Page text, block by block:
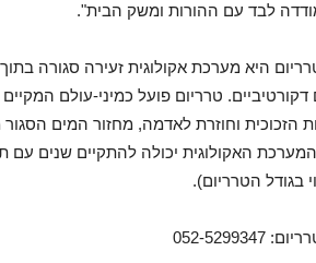
לבד עם ההורות ומשק הבית".
היא מערכת אקולוגית זעירה סגורה
דקורטיביים. טרריום פועל כמיני-עולם
הזכוכית וחוזרת לאדמה, מחזור המים
האקולוגית יכולה להתקיים שנים עם
5299347